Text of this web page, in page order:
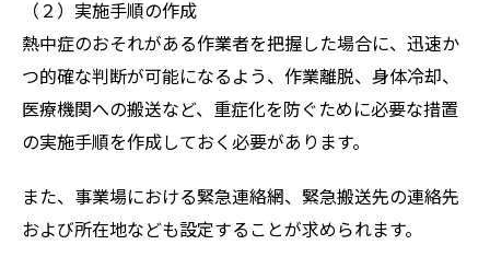
（２）実施手順の作成
熱中症のおそれがある作業者を把握した場合に、迅速か
つ的確な判断が可能になるよう、作業離脱、身体冷却、
医療機関への搬送など、重症化を防ぐために必要な措置
の実施手順を作成しておく必要があります。
また、事業場における緊急連絡網、緊急搬送先の連絡先
および所在地なども設定することが求められます。